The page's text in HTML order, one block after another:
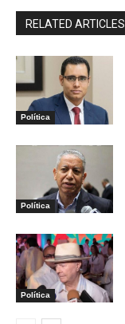
RELATED ARTICLES
Política
Política
Política